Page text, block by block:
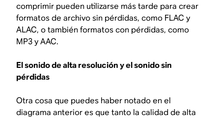
comprimir pueden utilizarse más tarde para crear
formatos de archivo sin pérdidas, como FLAC y
ALAC, o también formatos con pérdidas, como
MP3 y AAC.
El sonido de alta resolución y el sonido sin
pérdidas
Otra cosa que puedes haber notado en el
diagrama anterior es que tanto la calidad de alta